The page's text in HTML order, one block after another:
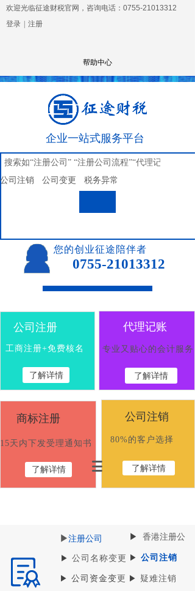
登录 注册
欢迎光临征途财税官网，咨询电话：0755-21013312
帮助中心
您的创业征途陪伴者
0755-21013312
公司注销
公司变更 税务异常
企业一站式服务平台
80%的客户选择
了解详情
公司注销
了解详情
公司注册
工商注册+免费核名
15天内下发受理通知书
商标注册
了解详情
专业又贴心的会计服务
了解详情
代理记账
▶ 公司名称变更
▶注册公司
▶ 公司资金变更
▶ 公司注销
▶ 香港注册公
▶ 疑难注销